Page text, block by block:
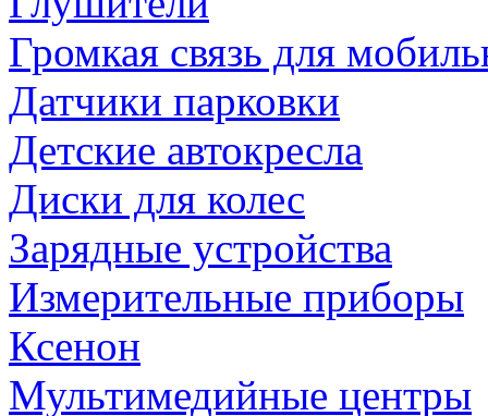
Громкая связь для
Датчики парковки
Детские автокресла
Диски для колес
Зарядные устройства
Измерительные приборы
Ксенон
Мультимедийные центры